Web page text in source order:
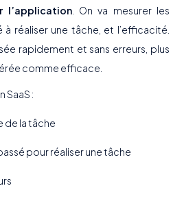
l’application. On va mesurer les
réaliser une tâche, et l’efficacité.
rapidement et sans erreurs, plus
comme efficace.
SaaS :
de la tâche
pour réaliser une tâche